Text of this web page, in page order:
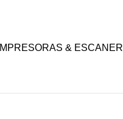
IMPRESORAS & ESCANER